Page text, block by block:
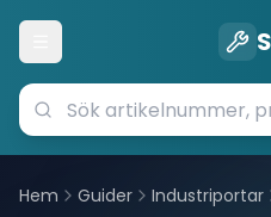
Öppna meny
Hem Guider Industriportar